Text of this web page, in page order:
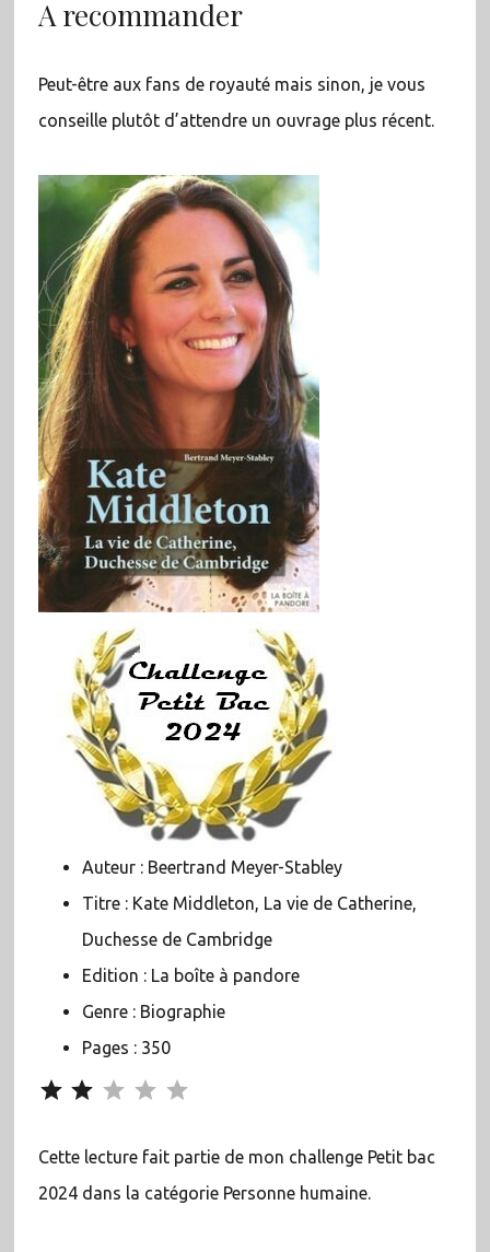
A recommander
Peut-être aux fans de royauté mais sinon, je vous
conseille plutôt d’attendre un ouvrage plus récent.
Auteur : Beertrand Meyer-Stabley
Titre : Kate Middleton, La vie de Catherine,
Duchesse de Cambridge
Edition : La boîte à pandore
Genre : Biographie
Pages : 350
Cette lecture fait partie de mon challenge Petit bac
2024 dans la catégorie Personne humaine.